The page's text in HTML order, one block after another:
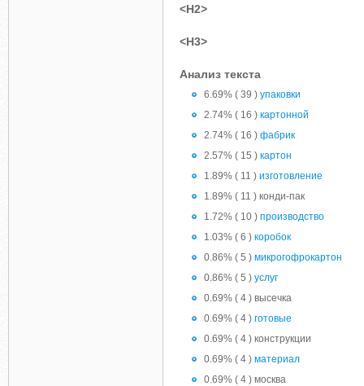
<H2>
<H3>
Анализ текста
6.69% ( 39 ) упаковки
2.74% ( 16 ) картонной
2.74% ( 16 ) фабрик
2.57% ( 15 ) картон
1.89% ( 11 ) изготовление
1.89% ( 11 ) конди-пак
1.72% ( 10 ) производство
1.03% ( 6 ) коробок
0.86% ( 5 ) микрогофрокартон
0.86% ( 5 ) услуг
0.69% ( 4 ) высечка
0.69% ( 4 ) готовые
0.69% ( 4 ) конструкции
0.69% ( 4 ) материал
0.69% ( 4 ) москва